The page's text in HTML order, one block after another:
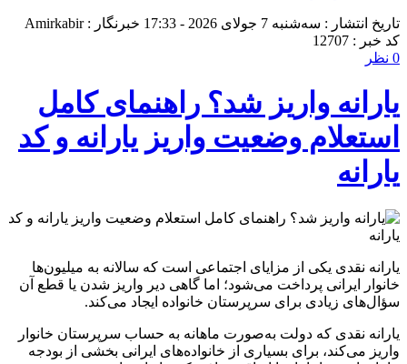
تاریخ انتشار : سه‌شنبه 7 جولای 2026 - 17:33
خبرنگار : Amirkabir
کد خبر : 12707
0 نظر
یارانه واریز شد؟ راهنمای کامل
استعلام وضعیت واریز یارانه و کد
یارانه
یارانه نقدی یکی از مزایای اجتماعی است که سالانه به میلیون‌ها
خانوار ایرانی پرداخت می‌شود؛ اما گاهی دیر واریز شدن یا قطع آن
سؤال‌های زیادی برای سرپرستان خانواده ایجاد می‌کند.
یارانه نقدی که دولت به‌صورت ماهانه به حساب سرپرستان خانوار
واریز می‌کند، برای بسیاری از خانواده‌های ایرانی بخشی از بودجه